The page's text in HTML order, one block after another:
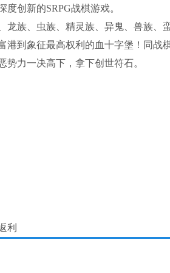
创新的SRPG战棋游戏。
龙族、虫族、精灵族、异鬼、兽族、
港到象征最高权利的血十字堡！同战
力一决高下，拿下创世符石。
利